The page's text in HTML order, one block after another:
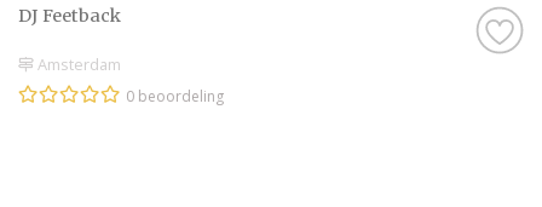
DJ Feetback
Amsterdam
0 beoordeling